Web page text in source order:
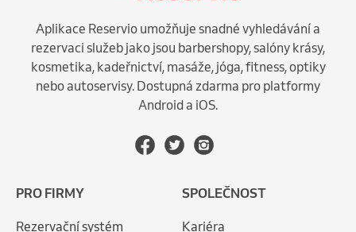
Aplikace Reservio umožňuje snadné vyhledávání a
rezervaci služeb jako jsou barbershopy, salóny krásy,
kosmetika, kadeřnictví, masáže, jóga, fitness, optiky
nebo autoservisy. Dostupná zdarma pro platformy
Android a iOS.
PRO FIRMY
Rezervační systém
SPOLEČNOST
Kariéra